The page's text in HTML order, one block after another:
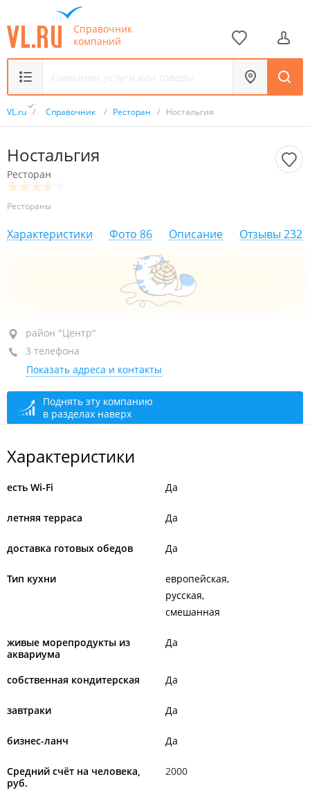
Справочник
компаний
VL.ru / Справочник / Ресторан / Ностальгия
Ностальгия
Ресторан
Рестораны
Характеристики Фото 86 Описание Отзывы 232
район "Центр", ул. Морская 1-я, 6/25
1-й этаж
+7 (423) 241-05-13
+7 994 107-79-77
+7 984 192-80-01
Кухня открыто: 09:00–21:00
район "Центр"
3 телефона
Показать адреса и контакты
Поднять эту компанию
в разделах наверх
Характеристики
есть Wi-Fi Да
летняя терраса Да
доставка готовых обедов Да
Тип кухни
европейская
русская
смешанная
живые морепродукты из
аквариума
Да
собственная кондитерская Да
завтраки Да
бизнес-ланч Да
Средний счёт на человека,
руб.
2000